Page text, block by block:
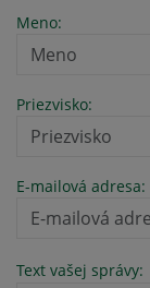
Meno:
Priezvisko:
E-mailová adresa:
Text vašej správy: